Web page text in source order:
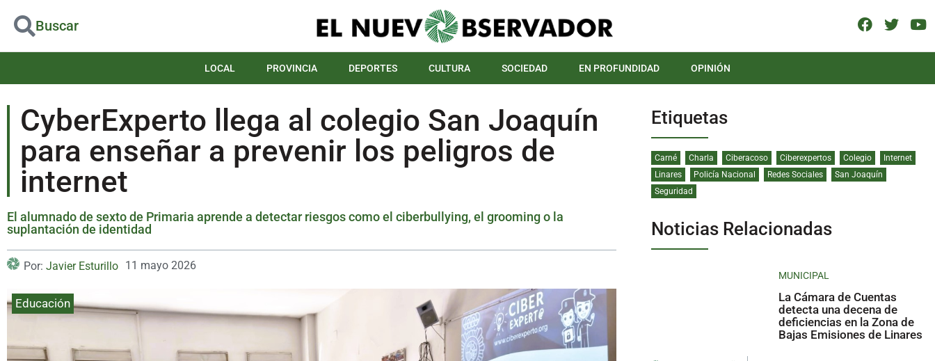
Buscar
LOCAL PROVINCIA DEPORTES CULTURA SOCIEDAD EN PROFUNDIDAD OPINIÓN
CyberExperto llega al colegio San Joaquín
para enseñar a prevenir los peligros de
internet
El alumnado de sexto de Primaria aprende a detectar riesgos como el ciberbullying, el grooming o la
suplantación de identidad
Por: Javier Esturillo 11 mayo 2026
Educación
Etiquetas
Carné Charla Ciberacoso Ciberexpertos Colegio
Internet
Linares
Policía Nacional Redes Sociales
San Joaquín
Seguridad
Noticias Relacionadas
MUNICIPAL
La Cámara de Cuentas
detecta una decena de
deficiencias en la Zona de
Bajas Emisiones de Linares